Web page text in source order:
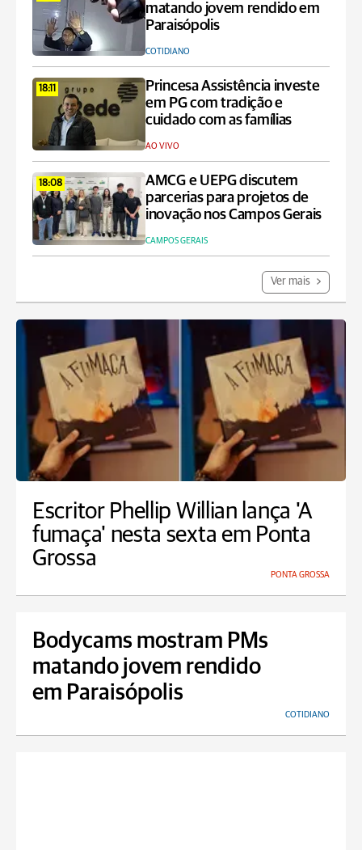
matando jovem rendido em
Paraisópolis
COTIDIANO
18:11
Princesa Assistência investe
em PG com tradição e
cuidado com as famílias
AO VIVO
18:08
AMCG e UEPG discutem
parcerias para projetos de
inovação nos Campos Gerais
CAMPOS GERAIS
Ver mais
Escritor Phellip Willian lança 'A
fumaça' nesta sexta em Ponta
Grossa
PONTA GROSSA
Bodycams mostram PMs
matando jovem rendido
em Paraisópolis
COTIDIANO